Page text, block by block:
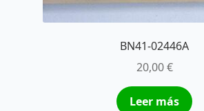
BN41-02446A
20,00€
Leer más